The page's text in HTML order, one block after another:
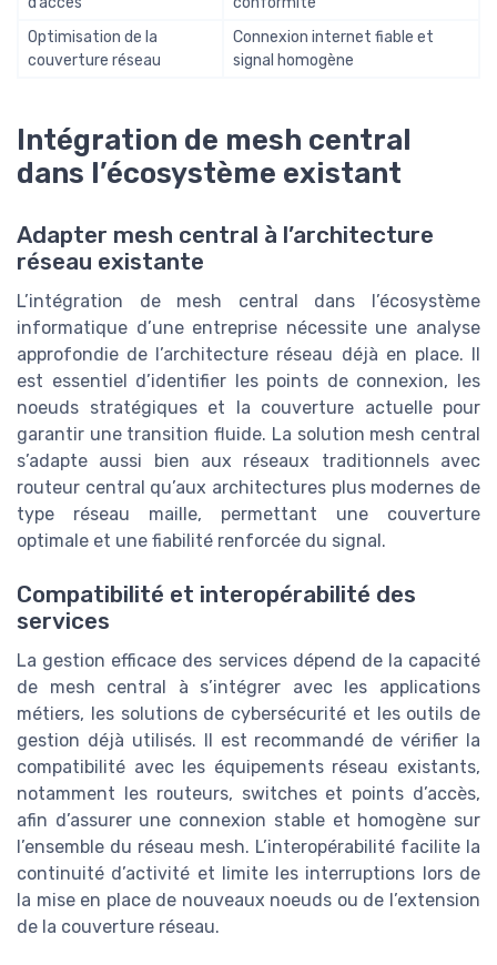
Optimisation de la
couverture réseau
Connexion internet fiable et
signal homogène
Intégration de mesh central
dans l’écosystème existant
Adapter mesh central à l’architecture
réseau existante
L’intégration de mesh central dans l’écosystème
informatique d’une entreprise nécessite une analyse
approfondie de l’architecture réseau déjà en place. Il
est essentiel d’identifier les points de connexion, les
noeuds stratégiques et la couverture actuelle pour
garantir une transition fluide. La solution mesh central
s’adapte aussi bien aux réseaux traditionnels avec
routeur central qu’aux architectures plus modernes de
type réseau maille, permettant une couverture
optimale et une fiabilité renforcée du signal.
Compatibilité et interopérabilité des
services
La gestion efficace des services dépend de la capacité
de mesh central à s’intégrer avec les applications
métiers, les solutions de cybersécurité et les outils de
gestion déjà utilisés. Il est recommandé de vérifier la
compatibilité avec les équipements réseau existants,
notamment les routeurs, switches et points d’accès,
afin d’assurer une connexion stable et homogène sur
l’ensemble du réseau mesh. L’interopérabilité facilite la
continuité d’activité et limite les interruptions lors de
la mise en place de nouveaux noeuds ou de l’extension
de la couverture réseau.